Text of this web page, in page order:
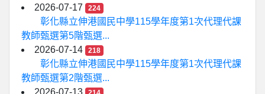
2026-07-17
224
彰化縣立伸港國民中學115學年度第1次代理代課
教師甄選第5階甄選...
2026-07-14
218
彰化縣立伸港國民中學115學年度第1次代理代課
教師甄選第2階甄選...
2026-07-13